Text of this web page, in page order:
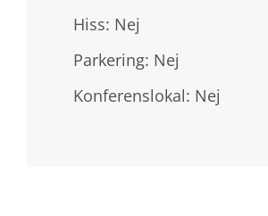
Hiss: Nej
Parkering: Nej
Konferenslokal: Nej